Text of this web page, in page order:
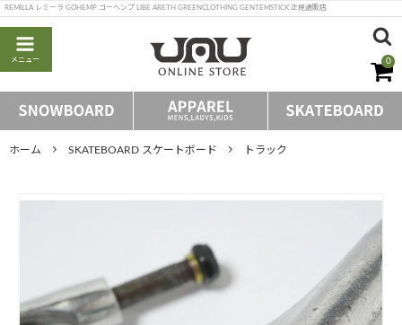
REMILLA レミーラ GOHEMP ゴーヘンプ LIBE ARETH GREENCLOTHING GENTEMSTICK 正規通販店
メニュー 0
ホーム SKATEBOARD スケートボード トラック